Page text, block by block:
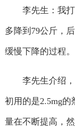
李先生：我打
多降到79公斤，
缓慢下降的过程。
李先生介绍，
初用的是2.5mg的
量在不断提高，